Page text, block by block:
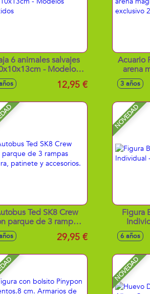
6 animales salvajes
- Modelos
12,95 €
Acuario
arena
3 años
Ted SK8 Crew
parque de 3 rampas
figura, patinete y29,95 €
NOVEDAD
Figura
6 años
NOVEDAD